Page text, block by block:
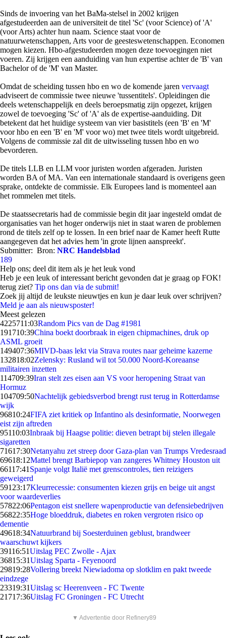
Sinds de invoering van het BaMa-stelsel in 2002 krijgen
afgestudeerden aan de universiteit de titel 'Sc' (voor Science) of 'A'
(voor Arts) achter hun naam. Science staat voor de
natuurwetenschappen, Arts voor de geesteswetenschappen. Economen
mogen kiezen. Hbo-afgestudeerden mogen deze toevoegingen niet
voeren. Zij krijgen een aanduiding van hun expertise achter de 'B' van
Bachelor of de 'M' van Master.
Omdat de scheiding tussen hbo en wo de komende jaren vervaagt
adviseert de commissie twee nieuwe 'tussentitels'. Opleidingen die
deels wetenschappelijk en deels beroepsmatig zijn opgezet, krijgen
zowel de toevoeging 'Sc' of 'A' als de expertise-aanduiding. Dit
betekent dat het huidige systeem van vier basistitels (een 'B' en 'M'
voor hbo en een 'B' en 'M' voor wo) met twee titels wordt uitgebreid.
Volgens de commissie zal dit de uitwisseling tussen hbo en wo
bevorderen.
De titels LLB en LLM voor juristen worden afgeraden. Juristen
worden BA of MA. Van een internationale standaard is overigens geen
sprake, ontdekte de commissie. Elk Europees land is momenteel aan
het rommelen met titels.
De staatssecretaris had de commissie begin dit jaar ingesteld omdat de
organisaties van het hoger onderwijs niet in staat waren de problemen
rond de titels zelf op te lossen. In een brief naar de Kamer heeft Rutte
aangegeven dat het advies hem 'in grote lijnen aanspreekt'.
Submitter: Bron: NRC Handelsblad
189
Help ons; deel dit item als je het leuk vond
Heb je een leuk of interessant bericht gevonden dat je graag op FOK!
terug ziet? Tip ons dan via de submit!
Zoek jij altijd de leukste nieuwtjes en kun je daar leuk over schrijven?
Meld je aan als nieuwsposter!
Meest gelezen
4225711:03Random Pics van de Dag #1981
191710:39China boekt doorbraak in eigen chipmachines, druk op
ASML groeit
149407:36MIVD-baas lekt via Strava routes naar geheime kazerne
132818:02Zelensky: Rusland wil tot 50.000 Noord-Koreaanse
militairen inzetten
114709:39Iran stelt zes eisen aan VS voor heropening Straat van
Hormuz
104709:50Nachtelijk gebiedsverbod brengt rust terug in Rotterdamse
wijk
96810:24FIFA ziet kritiek op Infantino als desinformatie, Noorwegen
eist zijn aftreden
95110:03Inbraak bij Haagse politie: dieven betrapt bij stelen illegale
sigaretten
71617:30Netanyahu zet streep door Gaza-plan van Trumps Vredesraad
69618:12Mattel brengt Barbiepop van zangeres Whitney Houston uit
66117:41 Spanje volgt Italië met grenscontroles, tien reizigers
geweigerd
591 23:17Kleurrecessie: consumenten kiezen grijs en beige uit angst
voor waardeverlies
57822:06Pentagon eist snellere wapenproductie van defensiebedrijven
56822:35Hoge bloeddruk, diabetes en roken vergroten risico op
dementie
49618:34Natuurbrand bij Soesterduinen geblust, brandweer
waarschuwt kijkers
39116:51Uitslag PEC Zwolle - Ajax
36815:31Uitslag Sparta - Feyenoord
29819:28Vollering breekt Niewiadoma op slotklim en pakt tweede
eindzege
23319:31Uitslag sc Heerenveen - FC Twente
21717:36Uitslag FC Groningen - FC Utrecht
▼ Advertentie door Refinery89